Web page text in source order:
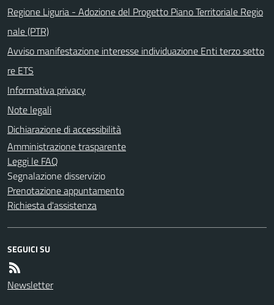
Regione Liguria - Adozione del Progetto Piano Territoriale Regio
nale (PTR)
Avviso manifestazione interesse individuazione Enti terzo setto
re ETS
Informativa privacy
Note legali
Dichiarazione di accessibilità
Amministrazione trasparente
Leggi le FAQ
Segnalazione disservizio
Prenotazione appuntamento
Richiesta d'assistenza
SEGUICI SU
Newsletter